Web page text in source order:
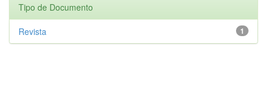
Tipo de Documento
1
Revista